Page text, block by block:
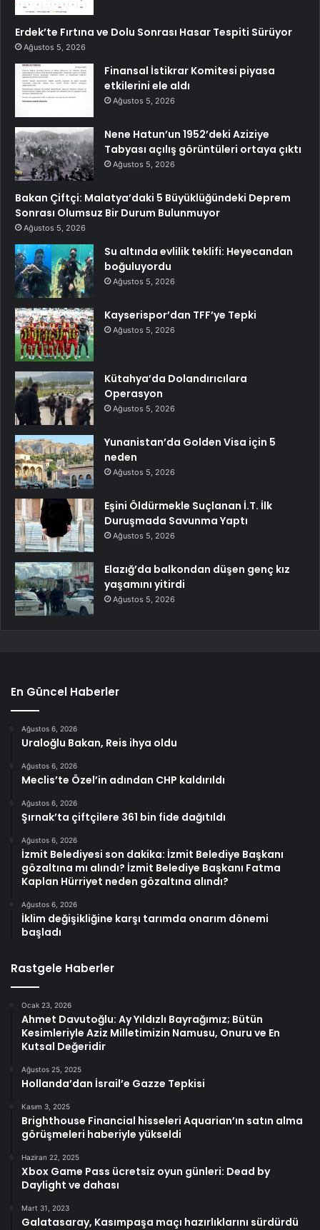
Erdek’te Fırtına ve Dolu Sonrası Hasar Tespiti Sürüyor
Ağustos 5, 2026
Finansal İstikrar Komitesi piyasa
etkilerini ele aldı
Ağustos 5, 2026
Nene Hatun’un 1952’deki Aziziye
Tabyası açılış görüntüleri ortaya çıktı
Ağustos 5, 2026
Bakan Çiftçi: Malatya’daki 5 Büyüklüğündeki Deprem
Sonrası Olumsuz Bir Durum Bulunmuyor
Ağustos 5, 2026
Su altında evlilik teklifi: Heyecandan
boğuluyordu
Ağustos 5, 2026
Kayserispor’dan TFF’ye Tepki
Ağustos 5, 2026
Kütahya’da Dolandırıcılara
Operasyon
Ağustos 5, 2026
Yunanistan’da Golden Visa için 5
neden
Ağustos 5, 2026
Eşini Öldürmekle Suçlanan İ.T. İlk
Duruşmada Savunma Yaptı
Ağustos 5, 2026
Elazığ’da balkondan düşen genç kız
yaşamını yitirdi
Ağustos 5, 2026
En Güncel Haberler
Ağustos 6, 2026
Uraloğlu Bakan, Reis ihya oldu
Ağustos 6, 2026
Meclis’te Özel’in adından CHP kaldırıldı
Ağustos 6, 2026
Şırnak’ta çiftçilere 361 bin fide dağıtıldı
Ağustos 6, 2026
İzmit Belediyesi son dakika: İzmit Belediye Başkanı
gözaltına mı alındı? İzmit Belediye Başkanı Fatma
Kaplan Hürriyet neden gözaltına alındı?
Ağustos 6, 2026
İklim değişikliğine karşı tarımda onarım dönemi
başladı
Rastgele Haberler
Ocak 23, 2026
Ahmet Davutoğlu: Ay Yıldızlı Bayrağımız; Bütün
Kesimleriyle Aziz Milletimizin Namusu, Onuru ve En
Kutsal Değeridir
Ağustos 25, 2025
Hollanda’dan İsrail’e Gazze Tepkisi
Kasım 3, 2025
Brighthouse Financial hisseleri Aquarian’ın satın alma
görüşmeleri haberiyle yükseldi
Haziran 22, 2025
Xbox Game Pass ücretsiz oyun günleri: Dead by
Daylight ve dahası
Mart 31, 2023
Galatasaray, Kasımpaşa maçı hazırlıklarını sürdürdü